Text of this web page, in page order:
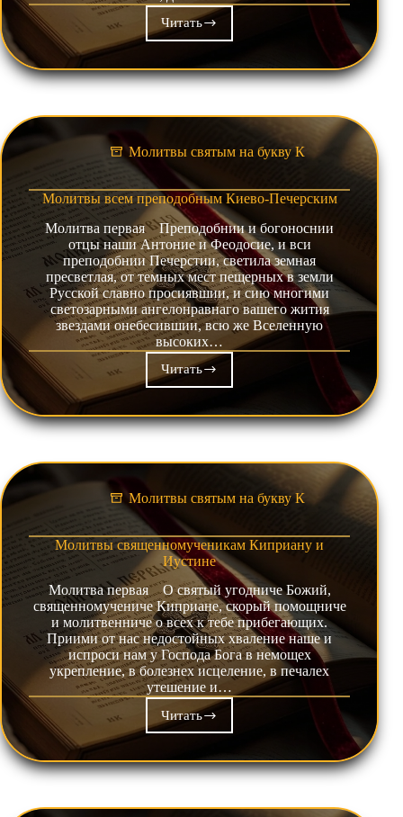
ЧитатьМолитвы
Богородице
перед
иконой,
«Киево-
Молитвы святым на букву К
Молитвы всем преподобным Киево-Печерским
Молитва первая Преподобнии и богоноснии
отцы наши Антоние и Феодосие, и вси
преподобнии Печерстии, светила земная
пресветлая, от темных мест пещерных в земли
Русской славно просиявшии, и сию многими
светозарными ангелонравнаго вашего жития
звездами онебесившии, всю же Вселенную
высоких…
ЧитатьМолитвы
всем
преподобным
Киево-
Молитвы святым на букву К
Молитвы священномученикам Киприану и
Иустине
Молитва первая О святый угодниче Божий,
священномучениче Киприане, скорый помощниче
и молитвенниче о всех к тебе прибегающих.
Приими от нас недостойных хваление наше и
испроси нам у Господа Бога в немощех
укрепление, в болезнех исцеление, в печалех
утешение и…
ЧитатьМолитвы
Киприану
и